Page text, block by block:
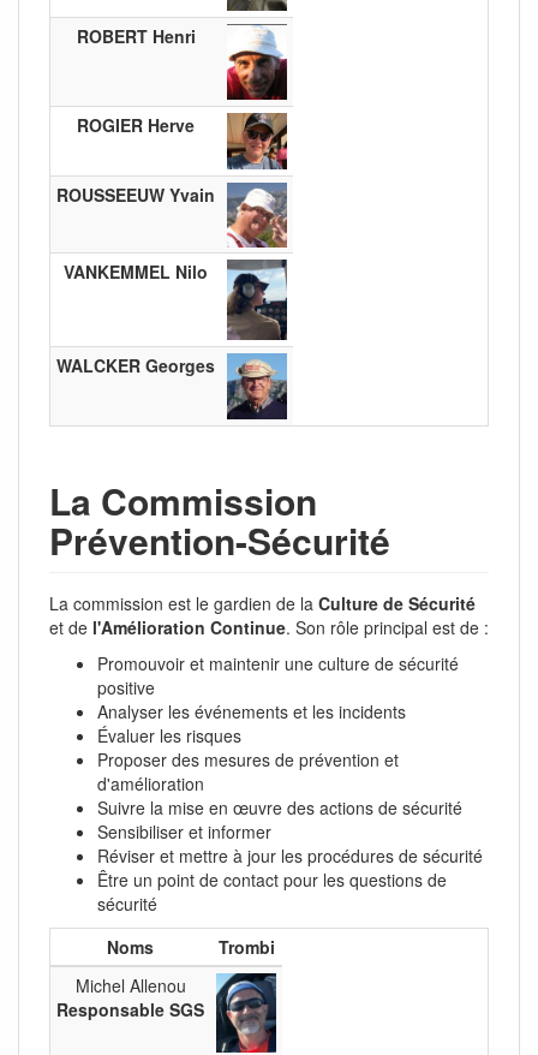
ROBERT Henri
ROGIER Herve
ROUSSEEUW Yvain
VANKEMMEL Nilo
WALCKER Georges
La Commission
Prévention-Sécurité
La commission est le gardien de la Culture de Sécurité
et de l'Amélioration Continue. Son rôle principal est de :
Promouvoir et maintenir une culture de sécurité
positive
Analyser les événements et les incidents
Évaluer les risques
Proposer des mesures de prévention et
d'amélioration
Suivre la mise en œuvre des actions de sécurité
Sensibiliser et informer
Réviser et mettre à jour les procédures de sécurité
Être un point de contact pour les questions de
sécurité
Noms
Trombi
Michel Allenou
Responsable SGS